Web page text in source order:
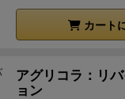
カート
アグリコラ：リ
ョン